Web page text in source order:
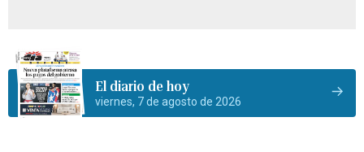
El diario de hoy
viernes, 7 de agosto de 2026